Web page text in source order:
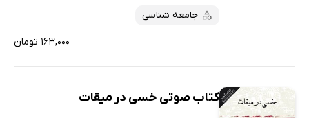
جامعه شناسی
۱۶۳,۰۰۰ تومان
کتاب صوتی خسی در میقات